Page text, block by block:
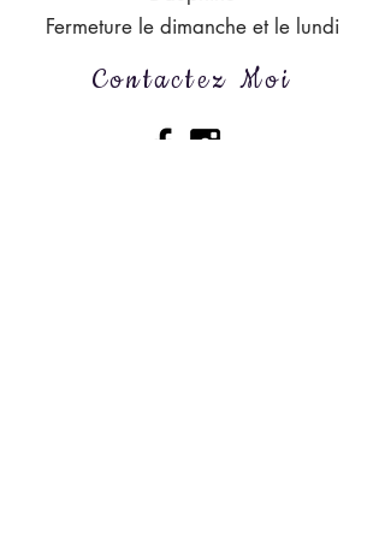
Fermeture le dimanche et le lundi
Contactez Moi